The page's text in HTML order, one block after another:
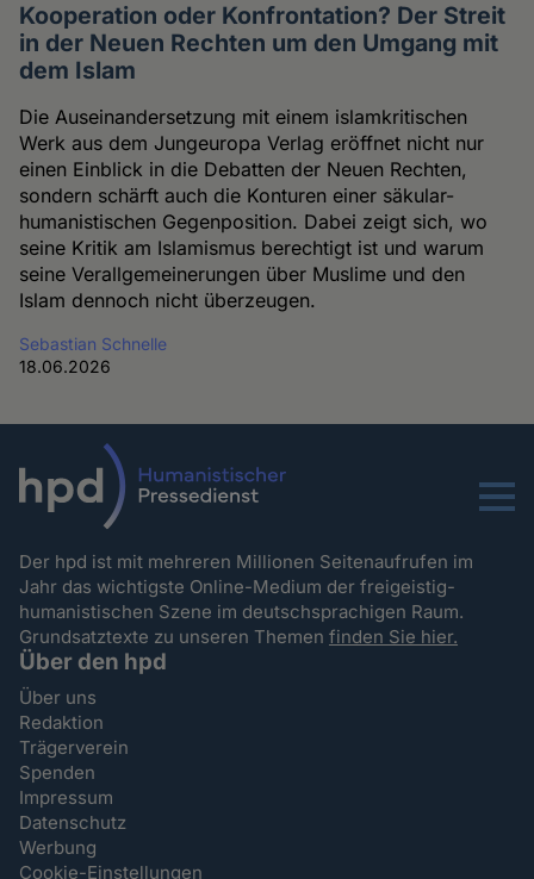
Kooperation oder Konfrontation? Der Streit
in der Neuen Rechten um den Umgang mit
dem Islam
Die Auseinandersetzung mit einem islamkritischen
Werk aus dem Jungeuropa Verlag eröffnet nicht nur
einen Einblick in die Debatten der Neuen Rechten,
sondern schärft auch die Konturen einer säkular-
humanistischen Gegenposition. Dabei zeigt sich, wo
seine Kritik am Islamismus berechtigt ist und warum
seine Verallgemeinerungen über Muslime und den
Islam dennoch nicht überzeugen.
Sebastian Schnelle
18.06.2026
Menu
Der hpd ist mit mehreren Millionen Seitenaufrufen im
Jahr das wichtigste Online-Medium der freigeistig-
humanistischen Szene im deutschsprachigen Raum.
Grundsatztexte zu unseren Themenfinden Sie hier.
Über den hpd
Über uns
Redaktion
Trägerverein
Spenden
Impressum
Datenschutz
Werbung
Cookie-Einstellungen